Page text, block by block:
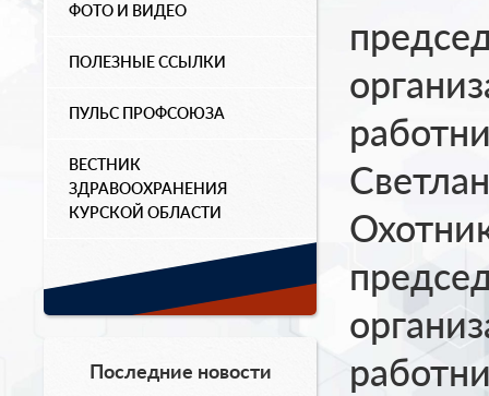
ФОТО И ВИДЕО
ПОЛЕЗНЫЕ ССЫЛКИ
ПУЛЬС ПРОФСОЮЗА
ВЕСТНИК
ЗДРАВООХРАНЕНИЯ
КУРСКОЙ ОБЛАСТИ
Последние новости